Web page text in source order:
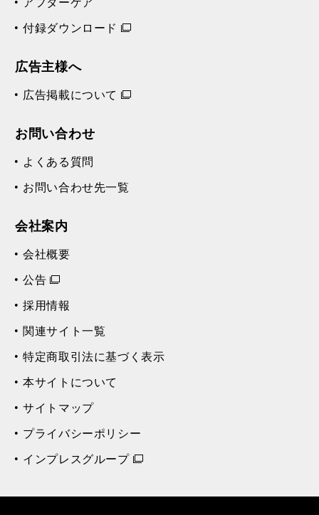
付録ダウンロード
広告主様へ
広告掲載について
お問い合わせ
よくある質問
お問い合わせ先一覧
会社案内
会社概要
公告
採用情報
関連サイト一覧
特定商取引法に基づく表示
本サイトについて
サイトマップ
プライバシーポリシー
インプレスグループ